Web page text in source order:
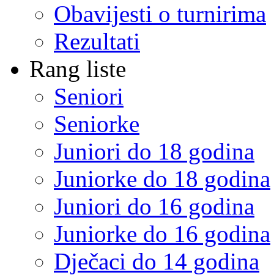
Obavijesti o turnirima
Rezultati
Rang liste
Seniori
Seniorke
Juniori do 18 godina
Juniorke do 18 godina
Juniori do 16 godina
Juniorke do 16 godina
Dječaci do 14 godina